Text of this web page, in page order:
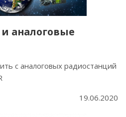
и аналоговые
с аналоговых радиостанций
19.06.2020